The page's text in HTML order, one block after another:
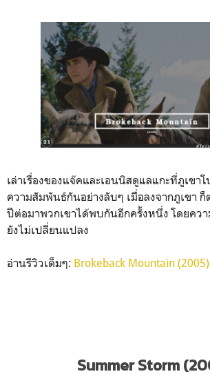
เล่าเรื่องของแจ๊คและเอนนิสดูแลแกะที่ภูเข
ความสัมพันธ์กันอย่างลับๆ เมื่อลงจากภูเขา
ปีต่อมาพวกเขาได้พบกันอีกครั้งหนึ่ง โดยคว
ยังไม่เปลี่ยนแปลง
อ่านรีวิวเต็มๆ: Brokeback Mountain
Summer Storm